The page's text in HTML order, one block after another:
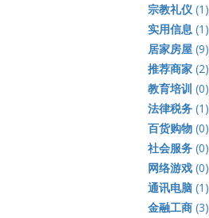
宗教礼仪(1)
实用信息 (1)
居家房屋(9)
推荐商家(2)
教育培训 (0)
法律税务(1)
百货购物(0)
社会服务(0)
网络游戏(0)
通讯电脑(1)
金融工商(3)